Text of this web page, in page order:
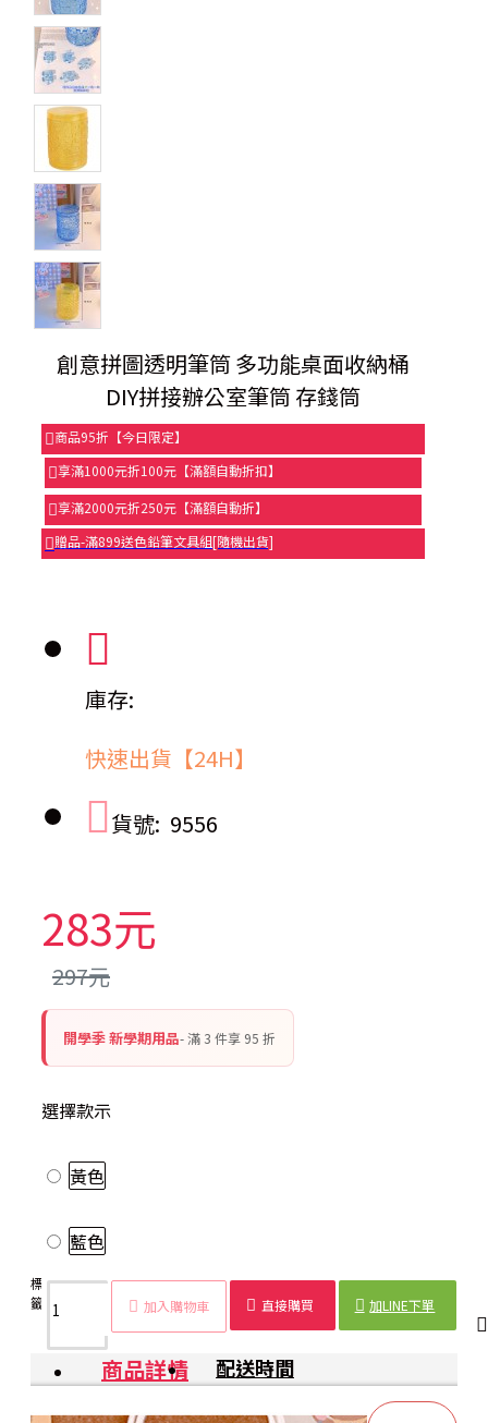
創意拼圖透明筆筒 多功能桌面收納桶
DIY拼接辦公室筆筒 存錢筒
商品95折【今日限定】
享滿1000元折100元【滿額自動折扣】
享滿2000元折250元【滿額自動折】
贈品-滿899送色鉛筆文具組[隨機出貨]
庫存:
快速出貨【24H】
貨號: 9556
283元
297元
開學季 新學期用品- 滿 3 件享 95 折
選擇款示
黃色
藍色
加入購物車 直接購買 加LINE下單
標
籤：
拼圖透
創意
筆筒
透明
收納
DIY拼
接筆筒
辦公
室筆
存
桌面
收納
多功
能筆
商品詳情 配送時間